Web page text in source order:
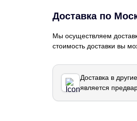
Доставка по
Мы осуществляем
стоимость доставки вы
Доставка в
является